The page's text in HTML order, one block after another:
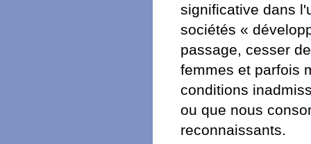
significative dans
sociétés «
passage, cesser
femmes et parfois
conditions
ou que nous
reconnaissants.